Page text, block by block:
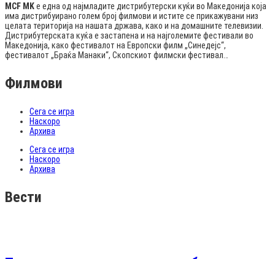
MCF MKе една од најмладите дистрибутерски куќи во Македонија која
има дистрибуирано голем број филмови и истите се прикажувани низ
целата територија на нашата држава, како и на домашните телевизии.
Дистрибутерската куќа е застапена и на најголемите фестивали во
Македонија, како фестивалот на Европски филм „Синедејс“,
фестивалот „Браќа Манаки“, Скопскиот филмски фестивал…
Филмови
Сега се игра
Наскоро
Архива
Сега се игра
Наскоро
Архива
Вести